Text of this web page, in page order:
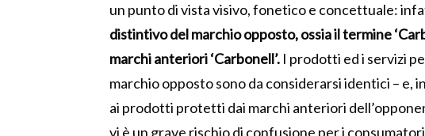
un punto di vista visivo, fonetico e concettuale:
distintivo del marchio opposto, ossia il termine
marchi anteriori ‘Carbonell’. I prodotti ed i servizi
marchio opposto sono da considerarsi identici – e,
ai prodotti protetti dai marchi anteriori
vi è un grave rischio di confusione per i